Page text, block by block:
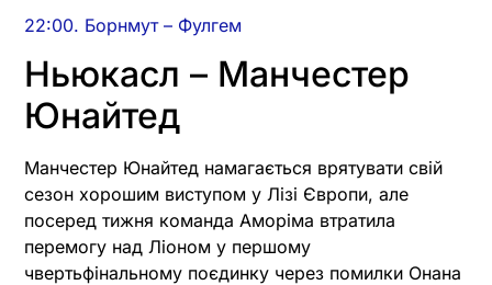
22:00. Борнмут – Фулгем
Ньюкасл – Манчестер
Юнайтед
Манчестер Юнайтед намагається врятувати свій
сезон хорошим виступом у Лізі Європи, але
посеред тижня команда Аморіма втратила
перемогу над Ліоном у першому
чвертьфінальному поєдинку через помилки Онана